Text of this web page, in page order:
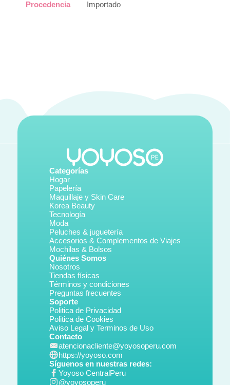
Procedencia Importado
Categorías
Hogar
Papelería
Maquillaje y Skin Care
Korea Beauty
Tecnología
Moda
Peluches & juguetería
Accesorios & Complementos de Viajes
Mochilas & Bolsos
Quiénes Somos
Nosotros
Tiendas físicas
Términos y condiciones
Preguntas frecuentes
Soporte
Politica de Privacidad
Politica de Cookies
Aviso Legal y Terminos de Uso
Contacto
atencionacliente@yoyosoperu.com
https://yoyoso.com
Síguenos en nuestras redes:
Yoyoso CentralPeru
@yoyosoperu